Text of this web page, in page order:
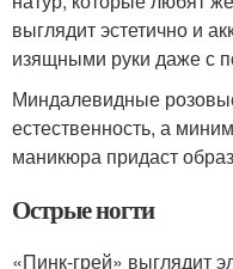
выглядит эстетично и
изящными руки даже с
Миндалевидные
естественность, а
маникюра придаст
Острые ногти
«Пинк-грей» выглядит